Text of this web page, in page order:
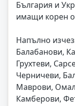
България и
имащи корен
Напълно
Балабанови,
Грухтеви,
Черничеви,
Маврови,
Камберови,